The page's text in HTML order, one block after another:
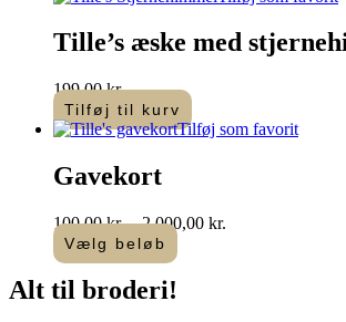
Tille’s æske med
199,00kr.
Tilføj til kurv
Tilføj som favorit
Gavekort
100,00kr. – 2.000,00 kr.
Vælg beløb
Dette
vare
har
Alt til broderi!​